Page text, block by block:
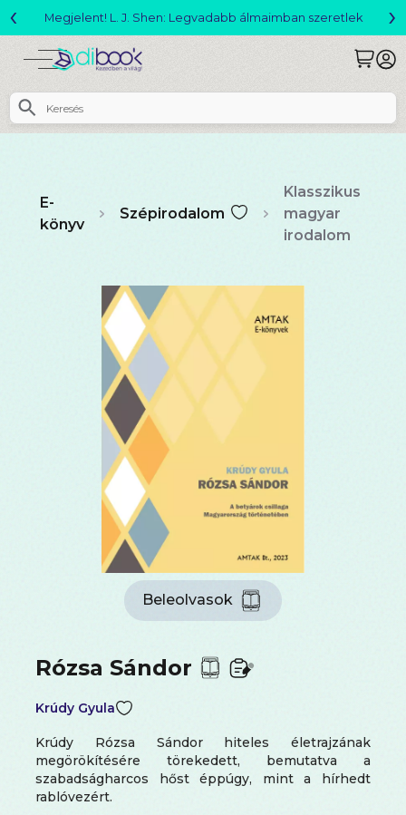
Változó világ akció!
‹ ›
E-
könyv
Szépirodalom
Klasszikus
magyar
irodalom
Beleolvasok
Rózsa Sándor
Krúdy Gyula
Krúdy Rózsa Sándor hiteles életrajzának
megörökítésére törekedett, bemutatva a
szabadságharcos hőst éppúgy, mint a hírhedt
rablóvezért.